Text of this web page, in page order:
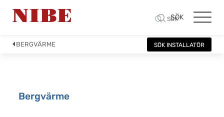
SÖK
SÖK
BERGVÄRME SÖK INSTALLATÖR
Bergvärme